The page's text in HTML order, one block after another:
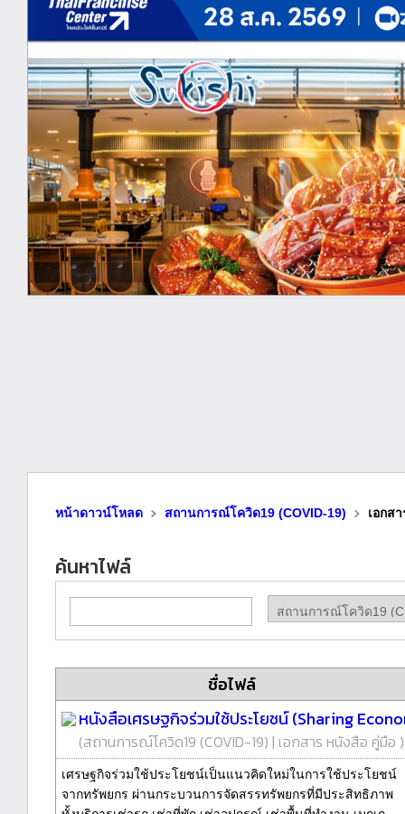
หน้าดาวน์โหลด สถานการณ์โควิด19 (COVID-19) เอกส
ค้นหาไฟล์
ชื่อไฟล์
หนังสือเศรษฐกิจร่วมใช้ประโยชน์ (Sharing
(สถานการณ์โควิด19 (COVID-19) | เอกสาร หนังสือ คู่มือ )
เศรษฐกิจร่วมใช้ประโยชน์เป็นแนวคิดใหม่ในการใช้ประโยชน์
จากทรัพยกร ผ่านกระบวนการจัดสรรทรัพยกรที่มีประสิทธิภาพ